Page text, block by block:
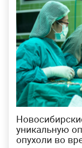
уникальную
опухоли во